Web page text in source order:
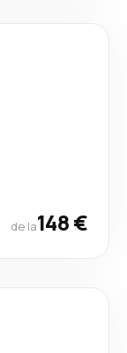
de la148 €